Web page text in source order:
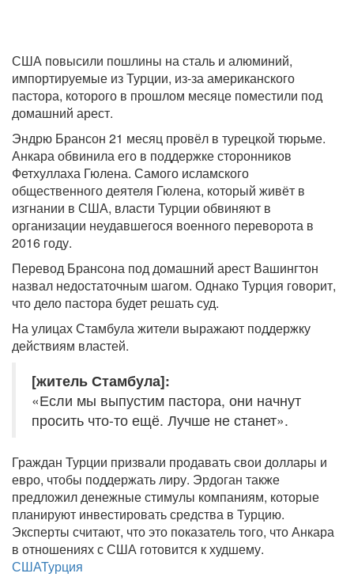
США повысили пошлины на сталь и алюминий,
импортируемые из Турции, из-за американского
пастора, которого в прошлом месяце поместили под
домашний арест.
Эндрю Брансон 21 месяц провёл в турецкой тюрьме.
Анкара обвинила его в поддержке сторонников
Фетхуллаха Гюлена. Самого исламского
общественного деятеля Гюлена, который живёт в
изгнании в США, власти Турции обвиняют в
организации неудавшегося военного переворота в
2016 году.
Перевод Брансона под домашний арест Вашингтон
назвал недостаточным шагом. Однако Турция говорит,
что дело пастора будет решать суд.
На улицах Стамбула жители выражают поддержку
действиям властей.
[житель Стамбула]:
«Если мы выпустим пастора, они начнут
просить что-то ещё. Лучше не станет».
Граждан Турции призвали продавать свои доллары и
евро, чтобы поддержать лиру. Эрдоган также
предложил денежные стимулы компаниям, которые
планируют инвестировать средства в Турцию.
Эксперты считают, что это показатель того, что Анкара
в отношениях с США готовится к худшему.
СШАТурция